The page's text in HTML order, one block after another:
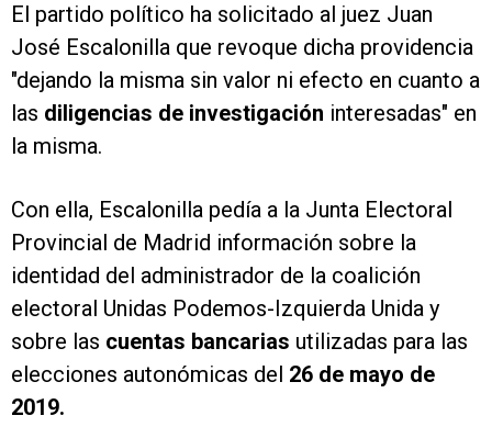
El partido político ha solicitado al juez Juan
José Escalonilla que revoque dicha providencia
"dejando la misma sin valor ni efecto en cuanto a
las diligencias de investigación interesadas" en
la misma.
Con ella, Escalonilla pedía a la Junta Electoral
Provincial de Madrid información sobre la
identidad del administrador de la coalición
electoral Unidas Podemos-Izquierda Unida y
sobre las cuentas bancarias utilizadas para las
elecciones autonómicas del 26 de mayo de
2019.